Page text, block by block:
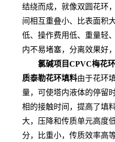
结绕而成，就像双圆花环
间相互重叠小、比表面积
低、操作费用低、重量轻
内不易堵塞，分离效果好
氯碱项目CPVC梅花
质泰勒花环填料由于花环
量，可使塔内液体的停留
相的接触时间，提高了填
大，压降和传质单元高度
分，比重小，传质效率高